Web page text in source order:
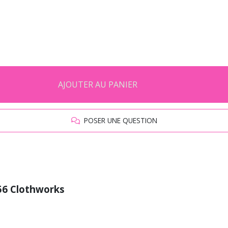
AJOUTER AU PANIER
POSER UNE QUESTION
Clothworks